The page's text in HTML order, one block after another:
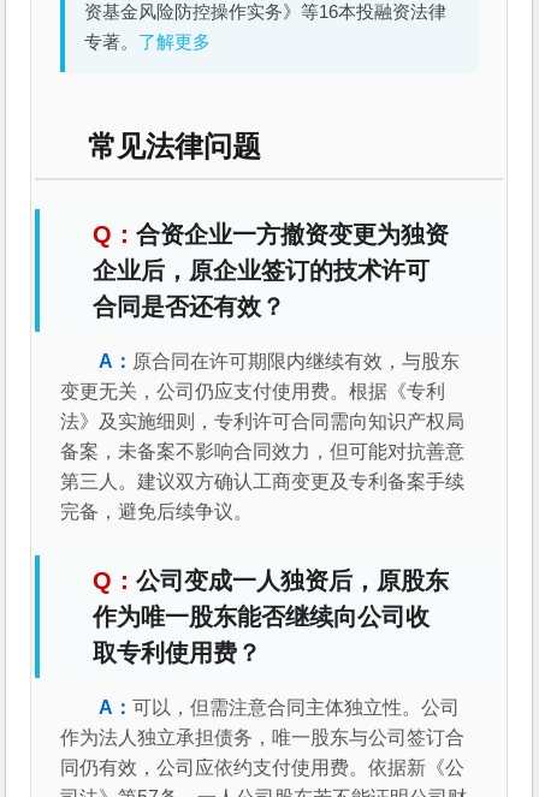
资基金风险防控操作实务》等16本投融资法律
专著。 了解更多
常见法律问题
合资企业一方撤资变更为独资
企业后，原企业签订的技术许可
合同是否还有效？
原合同在许可期限内继续有效，与股东
变更无关，公司仍应支付使用费。根据《专利
法》及实施细则，专利许可合同需向知识产权局
备案，未备案不影响合同效力，但可能对抗善意
第三人。建议双方确认工商变更及专利备案手续
完备，避免后续争议。
公司变成一人独资后，原股东
作为唯一股东能否继续向公司收
取专利使用费？
可以，但需注意合同主体独立性。公司
作为法人独立承担债务，唯一股东与公司签订合
同仍有效，公司应依约支付使用费。依据新《公